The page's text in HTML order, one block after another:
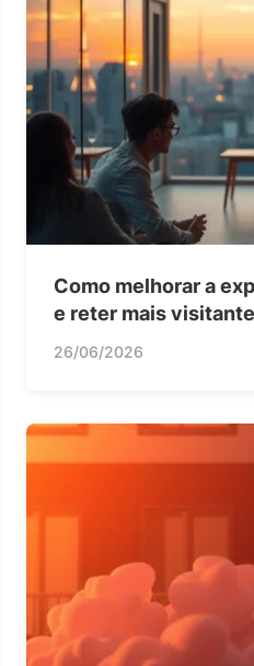
Como melhorar a
e reter mais
26/06/2026